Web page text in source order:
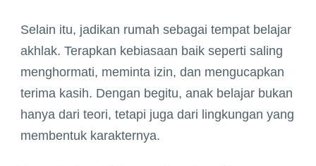
Selain itu, jadikan rumah sebagai tempat belajar
akhlak. Terapkan kebiasaan baik seperti saling
menghormati, meminta izin, dan mengucapkan
terima kasih. Dengan begitu, anak belajar bukan
hanya dari teori, tetapi juga dari lingkungan yang
membentuk karakternya.